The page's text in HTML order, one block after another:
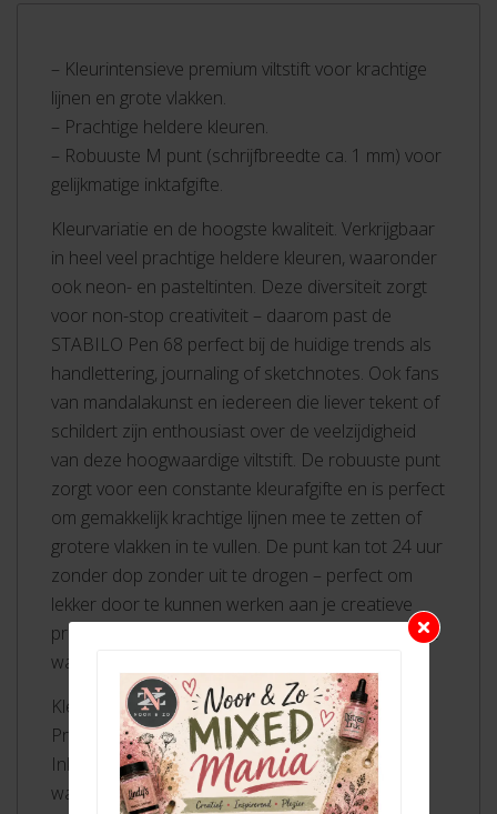
– Kleurintensieve premium viltstift voor krachtige
lijnen en grote vlakken.
– Prachtige heldere kleuren.
– Robuuste M punt (schrijfbreedte ca. 1 mm) voor
gelijkmatige inktafgifte.
Kleurvariatie en de hoogste kwaliteit. Verkrijgbaar
in heel veel prachtige heldere kleuren, waaronder
ook neon- en pasteltinten. Deze diversiteit zorgt
voor non-stop creativiteit – daarom past de
STABILO Pen 68 perfect bij de huidige trends als
handlettering, journaling of sketchnotes. Ook fans
van mandalakunst en iedereen die liever tekent of
schildert zijn enthousiast over de veelzijdigheid
van deze hoogwaardige viltstift. De robuuste punt
zorgt voor een constante kleurafgifte en is perfect
om gemakkelijk krachtige lijnen mee te zetten of
grotere vlakken in te vullen. De punt kan tot 24 uur
zonder dop zonder uit te drogen – perfect om
lekker door te kunnen werken aan je creatieve
project. De kleuren kunnen worden gemengd met
water voor prachtige aquareleffecten.
Kleurintensieve premium viltstift
Prachtige heldere kleuren
Inkt op waterbasis kan worden gemengd met
water voor prachtige aquareleffecten